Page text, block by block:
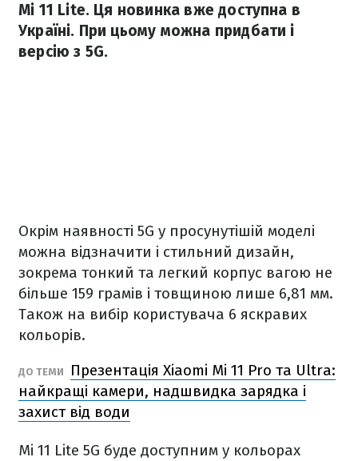
Mi 11 Lite. Ця новинка вже доступна в
Україні. При цьому можна придбати і
версію з 5G.
Окрім наявності 5G у просунутішій моделі
можна відзначити і стильний дизайн,
зокрема тонкий та легкий корпус вагою не
більше 159 грамів і товщиною лише 6,81 мм.
Також на вибір користувача 6 яскравих
кольорів.
ДО ТЕМИ
Презентація Xiaomi Mi 11 Pro та Ultra:
найкращі камери, надшвидка зарядка і
захист від води
Mi 11 Lite 5G буде доступним у кольорах